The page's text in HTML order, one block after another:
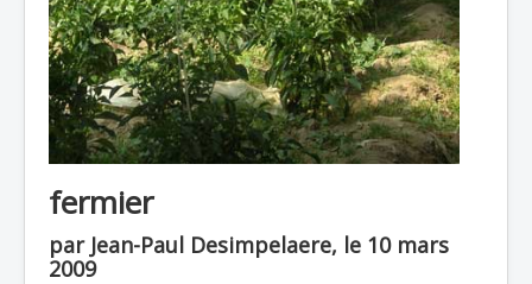
fermier
par Jean-Paul Desimpelaere, le 10 mars
2009